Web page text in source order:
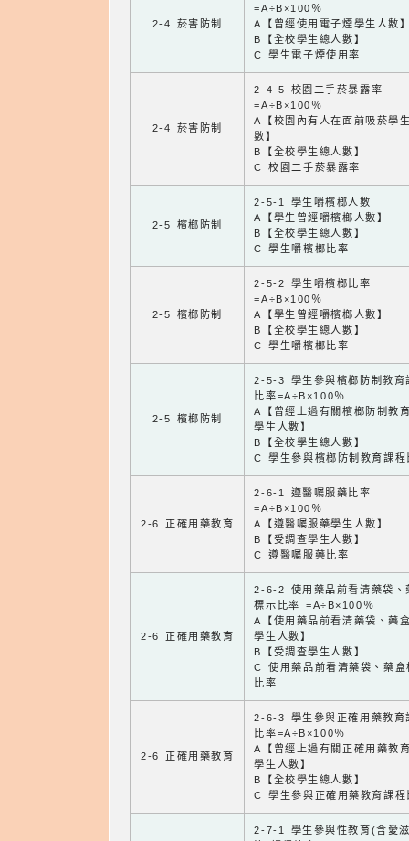
2-4 菸害防制
=A÷B×100％
A【曾經使用電子煙學生人數
B【全校學生總人數】
C 學生電子煙使用率
2-4 菸害防制
2-4-5 校園二手菸暴露率
=A÷B×100％
A【校園內有人在面前吸菸學
數】
B【全校學生總人數】
C 校園二手菸暴露率
2-5 檳榔防制
2-5-1 學生嚼檳榔人數
A【學生曾經嚼檳榔人數】
B【全校學生總人數】
C 學生嚼檳榔比率
2-5 檳榔防制
2-5-2 學生嚼檳榔比率
=A÷B×100％
A【學生曾經嚼檳榔人數】
B【全校學生總人數】
C 學生嚼檳榔比率
2-5 檳榔防制
2-5-3 學生參與檳榔防制教育
比率=A÷B×100％
A【曾經上過有關檳榔防制教
學生人數】
B【全校學生總人數】
C 學生參與檳榔防制教育課程
2-6 正確用藥教育
2-6-1 遵醫囑服藥比率
=A÷B×100％
A【遵醫囑服藥學生人數】
B【受調查學生人數】
C 遵醫囑服藥比率
2-6 正確用藥教育
2-6-2 使用藥品前看清藥袋、
標示比率 =A÷B×100％
A【使用藥品前看清藥袋、藥
學生人數】
B【受調查學生人數】
C 使用藥品前看清藥袋、藥盒
比率
2-6 正確用藥教育
2-6-3 學生參與正確用藥教育
比率=A÷B×100％
A【曾經上過有關正確用藥教
學生人數】
B【全校學生總人數】
C 學生參與正確用藥教育課程
2-7-1 學生參與性教育(含愛